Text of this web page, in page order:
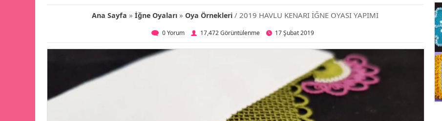
Ana Sayfa » İğne Oyaları» Oya Örnekleri/ 2019 HAVLU KENARI İĞNE OYASI YAPIMI
0 Yorum 17,472 Görüntülenme 17 Şubat 2019